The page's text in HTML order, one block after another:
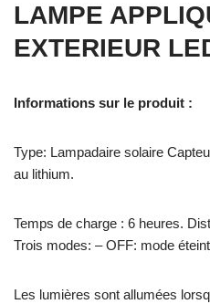
LAMPE
EXTERIEUR
Informations sur le produit :
Type: Lampadaire solaire
au lithium.
Temps de charge : 6 heures.
Trois modes: – OFF: mode
Les lumières sont allumées